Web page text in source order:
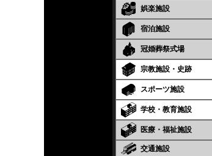
娯楽施設
宿泊施設
冠婚葬祭式場
宗教施設・史跡
スポーツ施設
学校・教育施設
医療・福祉施設
交通施設